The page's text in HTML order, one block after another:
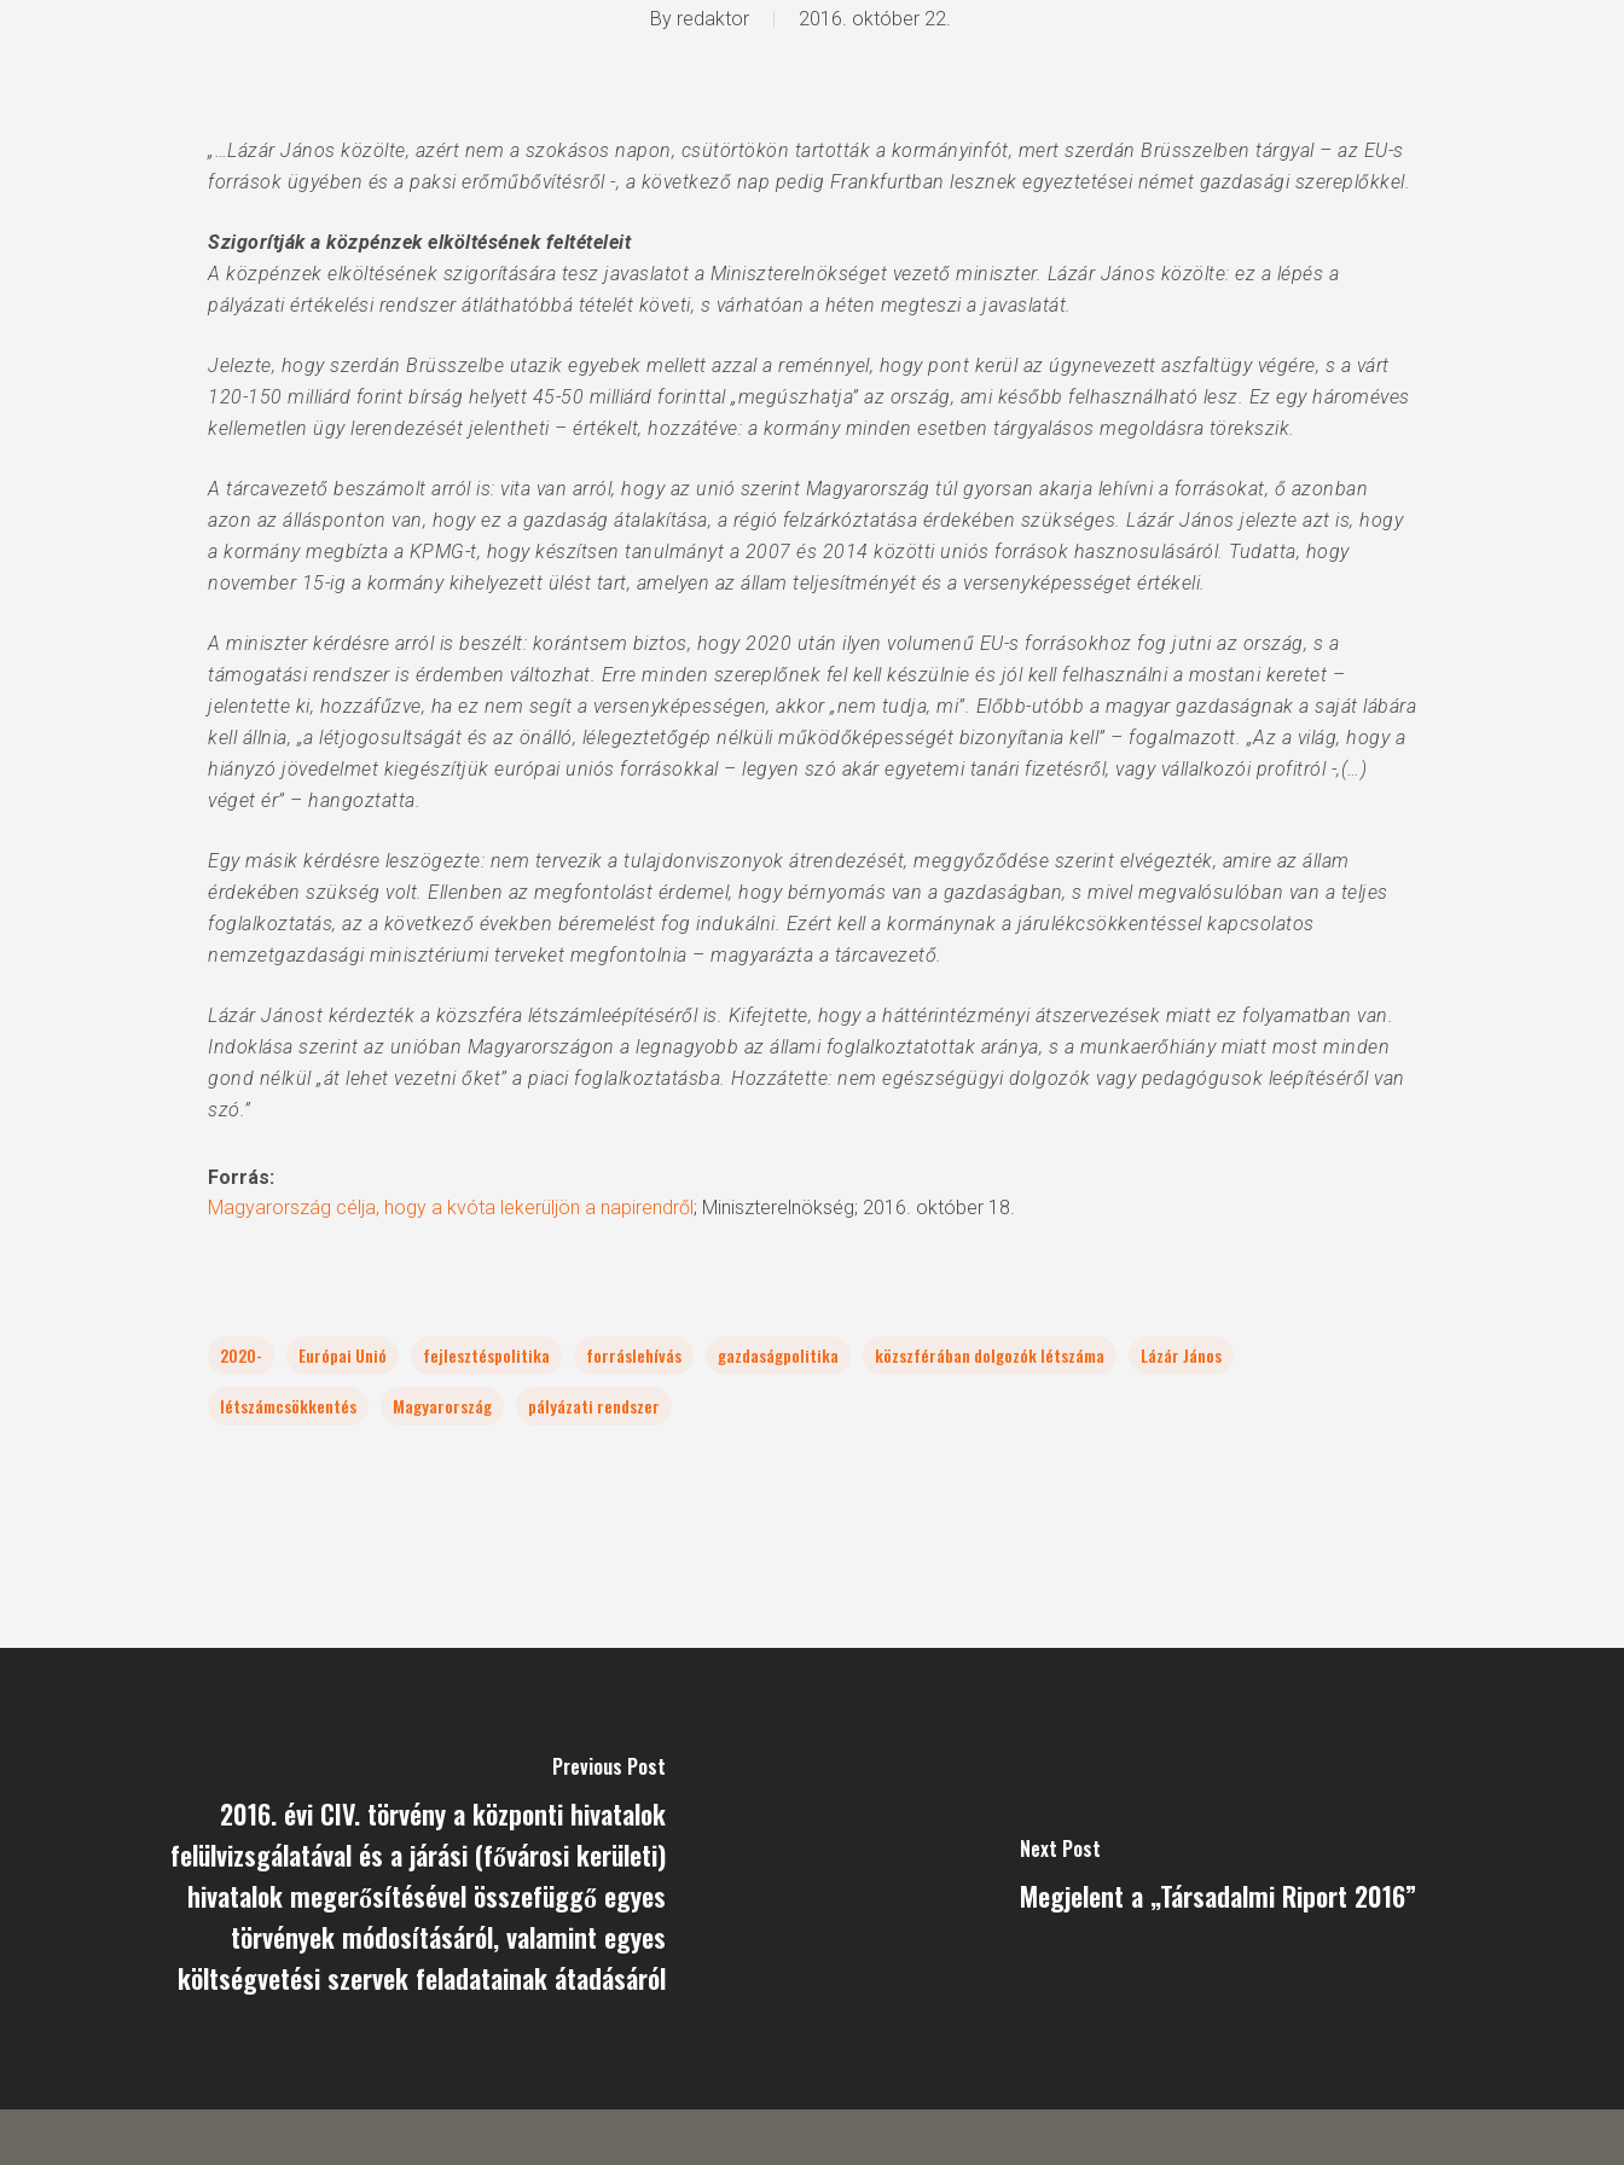
By redaktor 2016. október 22.
„…Lázár János közölte, azért nem a szokásos napon, csütörtökön tartották a kormányinfót, mert szerdán Brüsszelben tárgyal – az EU-s
források ügyében és a paksi erőműbővítésről -, a következő nap pedig Frankfurtban lesznek egyeztetései német gazdasági szereplőkkel.
Szigorítják a közpénzek elköltésének feltételeit
A közpénzek elköltésének szigorítására tesz javaslatot a Miniszterelnökséget vezető miniszter. Lázár János közölte: ez a lépés a
pályázati értékelési rendszer átláthatóbbá tételét követi, s várhatóan a héten megteszi a javaslatát.
Jelezte, hogy szerdán Brüsszelbe utazik egyebek mellett azzal a reménnyel, hogy pont kerül az úgynevezett aszfaltügy végére, s a várt
120-150 milliárd forint bírság helyett 45-50 milliárd forinttal „megúszhatja” az ország, ami később felhasználható lesz. Ez egy hároméves
kellemetlen ügy lerendezését jelentheti – értékelt, hozzátéve: a kormány minden esetben tárgyalásos megoldásra törekszik.
A tárcavezető beszámolt arról is: vita van arról, hogy az unió szerint Magyarország túl gyorsan akarja lehívni a forrásokat, ő azonban
azon az állásponton van, hogy ez a gazdaság átalakítása, a régió felzárkóztatása érdekében szükséges. Lázár János jelezte azt is, hogy
a kormány megbízta a KPMG-t, hogy készítsen tanulmányt a 2007 és 2014 közötti uniós források hasznosulásáról. Tudatta, hogy
november 15-ig a kormány kihelyezett ülést tart, amelyen az állam teljesítményét és a versenyképességet értékeli.
A miniszter kérdésre arról is beszélt: korántsem biztos, hogy 2020 után ilyen volumenű EU-s forrásokhoz fog jutni az ország, s a
támogatási rendszer is érdemben változhat. Erre minden szereplőnek fel kell készülnie és jól kell felhasználni a mostani keretet –
jelentette ki, hozzáfűzve, ha ez nem segít a versenyképességen, akkor „nem tudja, mi”. Előbb-utóbb a magyar gazdaságnak a saját lábára
kell állnia, „a létjogosultságát és az önálló, lélegeztetőgép nélküli működőképességét bizonyítania kell” – fogalmazott. „Az a világ, hogy a
hiányzó jövedelmet kiegészítjük európai uniós forrásokkal – legyen szó akár egyetemi tanári fizetésről, vagy vállalkozói profitról -,(…)
véget ér” – hangoztatta.
Egy másik kérdésre leszögezte: nem tervezik a tulajdonviszonyok átrendezését, meggyőződése szerint elvégezték, amire az állam
érdekében szükség volt. Ellenben az megfontolást érdemel, hogy bérnyomás van a gazdaságban, s mivel megvalósulóban van a teljes
foglalkoztatás, az a következő években béremelést fog indukálni. Ezért kell a kormánynak a járulékcsökkentéssel kapcsolatos
nemzetgazdasági minisztériumi terveket megfontolnia – magyarázta a tárcavezető.
Lázár Jánost kérdezték a közszféra létszámleépítéséről is. Kifejtette, hogy a háttérintézményi átszervezések miatt ez folyamatban van.
Indoklása szerint az unióban Magyarországon a legnagyobb az állami foglalkoztatottak aránya, s a munkaerőhiány miatt most minden
gond nélkül „át lehet vezetni őket” a piaci foglalkoztatásba. Hozzátette: nem egészségügyi dolgozók vagy pedagógusok leépítéséről van
szó.”
Forrás:
Magyarország célja, hogy a kvóta lekerüljön a napirendről; Miniszterelnökség; 2016. október 18.
2020- Európai Unió fejlesztéspolitika forráslehívás gazdaságpolitika közszférában dolgozók létszáma
Lázár János
létszámcsökkentés
Magyarország pályázati rendszer
Previous Post
2016. évi CIV. törvény a központi hivatalok
felülvizsgálatával és a járási (fővárosi kerületi)
hivatalok megerősítésével összefüggő egyes
törvények módosításáról, valamint egyes
költségvetési szervek feladatainak átadásáról
Next Post
Megjelent a „Társadalmi Riport 2016”